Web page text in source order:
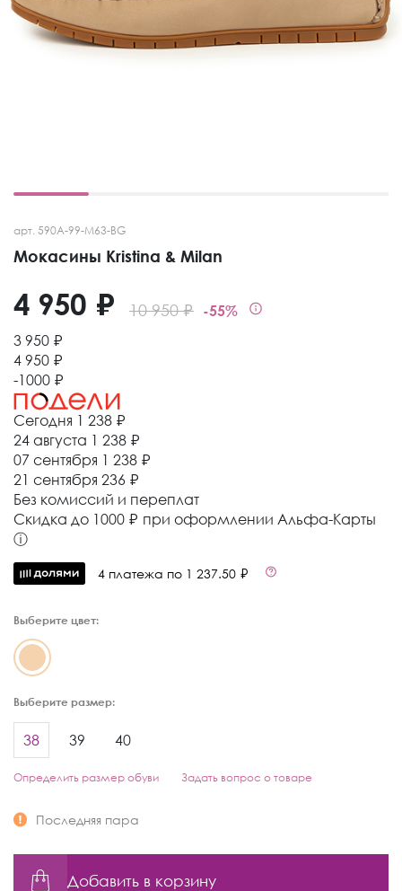
арт. 590A-99-M63-BG
Мокасины Kristina & Milan
10 950 ₽ -55%
4 950 ₽
3 950 ₽
4 950 ₽
-1000 ₽
Сегодня 1 238 ₽
24 августа 1 238 ₽
07 сентября 1 238 ₽
21 сентября 236 ₽
Без комиссий и переплат
Cкидка до 1000 ₽ при оформлении Альфа-Карты
ⓘ
4 платежа по 1 237.50 ₽
Выберите цвет:
Выберите размер:
38 39 40
Определить размер обуви Задать вопрос о товаре
Последняя пара
Добавить в корзину